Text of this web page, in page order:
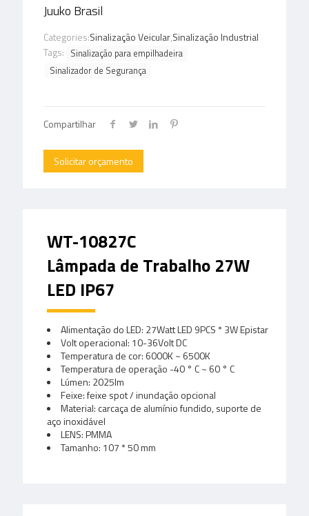
Juuko Brasil
Categories:Sinalização Veicular,Sinalização Industrial
Tags: Sinalização para empilhadeira
Sinalizador de Segurança
Compartilhar
Solicitar orçamento
WT-10827C
Lâmpada de Trabalho 27W
LED IP67
Alimentação do LED: 27Watt LED 9PCS * 3W Epistar
Volt operacional: 10-36Volt DC
Temperatura de cor: 6000K ~ 6500K
Temperatura de operação -40 ° C ~ 60 ° C
Lúmen: 2025lm
Feixe: feixe spot / inundação opcional
Material: carcaça de alumínio fundido, suporte de
aço inoxidável
LENS: PMMA
Tamanho: 107 * 50 mm